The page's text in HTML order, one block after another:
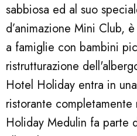
sabbiosa ed al suo
d’animazione Mini Club,
a famiglie con bambini
ristrutturazione
Hotel Holiday entra in
ristorante
Holiday Medulin fa parte